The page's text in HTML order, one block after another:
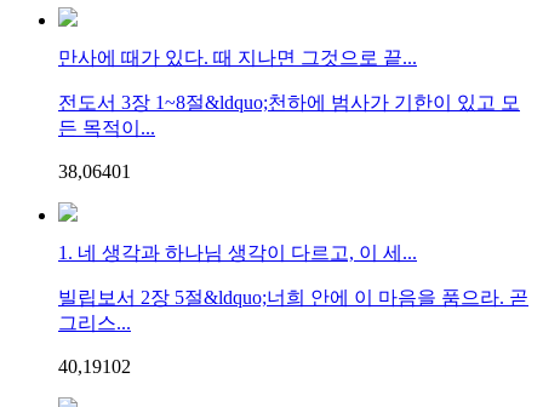
만사에 때가 있다. 때 지나면 그것으로 끝...
전도서 3장 1~8절&ldquo;천하에 범사가 기한이 있고 모
든 목적이...
38,06401
1. 네 생각과 하나님 생각이 다르고, 이 세...
빌립보서 2장 5절&ldquo;너희 안에 이 마음을 품으라. 곧
그리스...
40,19102